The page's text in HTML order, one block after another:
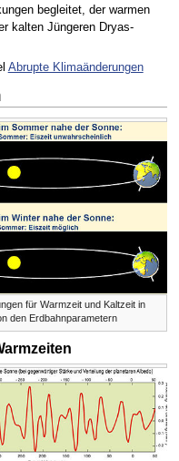
begleitet, der warmen
kalten Jüngeren Dryas-
Abrupte Klimaänderungen
für Warmzeit und Kaltzeit in
den Erdbahnparametern